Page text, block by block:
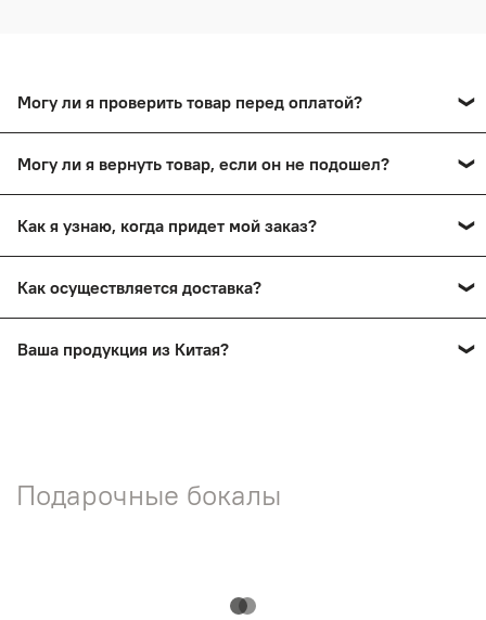
Могу ли я проверить товар перед оплатой?
осмотра в пункте выдачи.
Могу ли я вернуть товар, если он не подошел?
сохранив товарный вид.
Как я узнаю, когда придет мой заказ?
заказа в пункт выдачи. Также мы проинформируем вас
по телефону.
Как осуществляется доставка?
Ваша продукция из Китая?
Подарочные бокалы